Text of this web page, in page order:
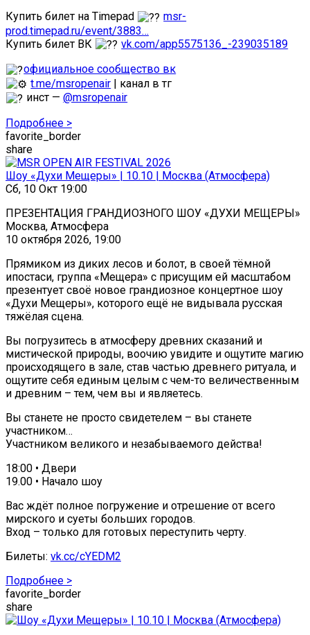
Купить билет на Timepad
msr-
prod.timepad.ru/event/3883…
Купить билет ВК
vk.com/app5575136_-239035189
официальное сообщество вк
t.me/msropenair | канал в тг
инст —@msropenair
Подробнее >
favorite_border
share
Шоу «Духи Мещеры» | 10.10 | Москва (Атмосфера)
Сб, 10 Окт 19:00
ПРЕЗЕНТАЦИЯ ГРАНДИОЗНОГО ШОУ «ДУХИ МЕЩЕРЫ»
Москва, Атмосфера
10 октября 2026, 19:00
Прямиком из диких лесов и болот, в своей тёмной
ипостаси, группа «Мещера» с присущим ей масштабом
презентует своё новое грандиозное концертное шоу
«Духи Мещеры», которого ещё не видывала русская
тяжёлая сцена.
Вы погрузитесь в атмосферу древних сказаний и
мистической природы, воочию увидите и ощутите магию
происходящего в зале, став частью древнего ритуала, и
ощутите себя единым целым с чем-то величественным
и древним – тем, чем вы и являетесь.
Вы станете не просто свидетелем – вы станете
участником…
Участником великого и незабываемого действа!
18:00 • Двери
19.00 • Начало шоу
Вас ждёт полное погружение и отрешение от всего
мирского и суеты больших городов.
Вход – только для готовых переступить черту.
Билеты: vk.cc/cYEDM2
Подробнее >
favorite_border
share